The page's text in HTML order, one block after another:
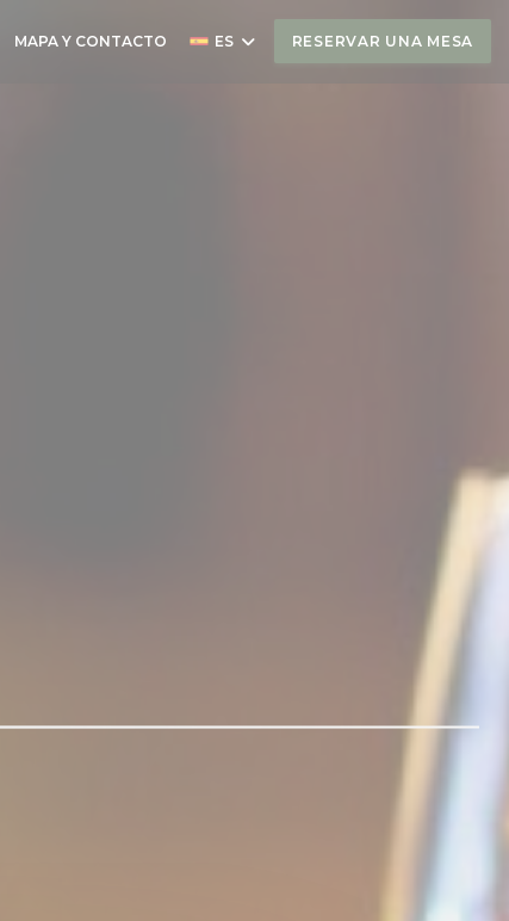
((ABRE EN UNA NUEVA VENTANA))
MAPA Y CONTACTO ES RESERVAR UNA MESA